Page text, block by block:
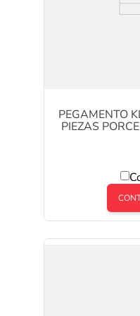
PEGAMENTO
PIEZAS